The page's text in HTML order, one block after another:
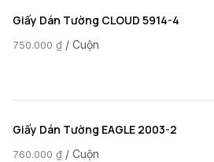
Giấy Dán Tường CLOUD 5914-4
750.000 ₫ / Cuộn
Giấy Dán Tường EAGLE 2003-2
760.000 ₫ / Cuộn